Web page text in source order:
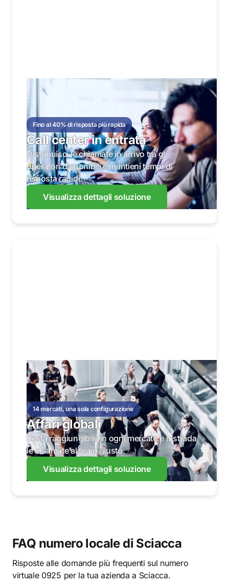
Fino al 40% di risposta più rapida
Call center in entrata
Distribuisci le chiamate in arrivo tra gli
operatori disponibili e mantieni tempi di
risposta rapidi.
Visualizza dettagli soluzione
14 mercati, una sola configurazione
Affari globali
Resta raggiungibile in ogni mercato e instrada
le chiamate al team giusto.
Visualizza dettagli soluzione
FAQ numero locale di Sciacca
Risposte alle domande più frequenti sul numero
virtuale 0925 per la tua azienda a Sciacca.